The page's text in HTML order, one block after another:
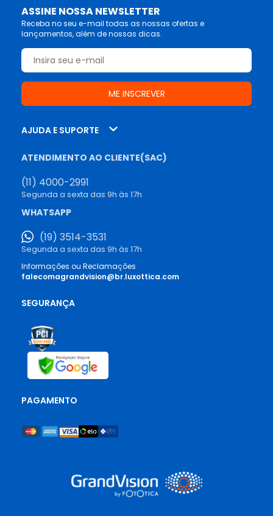
ASSINE NOSSA NEWSLETTER
Receba no seu e-mail todas as nossas ofertas e
lançamentos, além de nossas dicas.
AJUDA E SUPORTE
ATENDIMENTO AO CLIENTE(SAC)
(11) 4000-2991
Segunda a sexta das 9h às 17h
WHATSAPP
(19) 3514-3531
Segunda a sexta das 9h às 17h
Informações ou Reclamações
falecomagrandvision@br.luxottica.com
SEGURANÇA
PAGAMENTO